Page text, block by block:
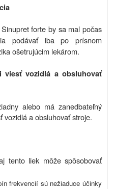
forte by sa mal počas
podávať iba
po prísnom
ošetrujúcim lekárom.
viesť vozidlá a obsluhovať
alebo má zanedbateľný
vozidlá a obsluhovať stroje.
tento liek môže spôsobovať
frekvencií sú nežiaduce účinky